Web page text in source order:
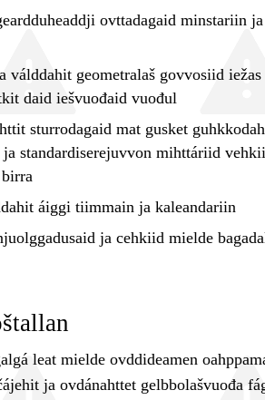
ovttadagaid minstariin
válddahitgeometralaš govvosiid iežas
daid iešvuođaid vuođul
sturrodagaid mat gusket
ja standardiserejuvvon mihttáriid
áiggi tiimmain ja kaleandariin
ja cehkiid mielde
leat mielde ovddideamen
ja ovdánahttet gelbbolašvuođa